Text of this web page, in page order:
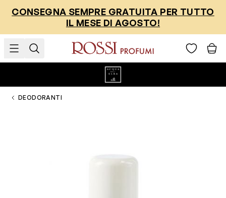
CONSEGNA SEMPRE GRATUITA PER TUTTO
IL MESE DI AGOSTO!
DEODORANTI